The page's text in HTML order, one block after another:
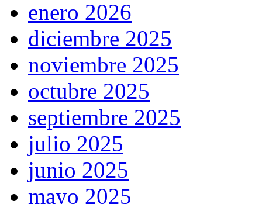
enero 2026
diciembre 2025
noviembre 2025
octubre 2025
septiembre 2025
julio 2025
junio 2025
mayo 2025